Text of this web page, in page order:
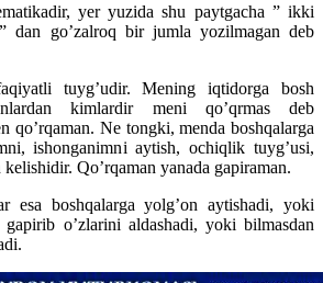
yer yuzida shu paytgacha ” ikki
dan go’zalroq bir jumla yozilmagan deb
tuyg’udir. Mening iqtidorga bosh
kimlardir meni qo’qrmas deb
qo’rqaman. Ne tongki, menda boshqalarga
ishonganimni aytish, ochiqlik tuyg’usi,
Qo’rqaman yanada gapiraman.
esa boshqalarga yolg’on aytishadi, yoki
gapirib o’zlarini aldashadi, yoki bilmasdan